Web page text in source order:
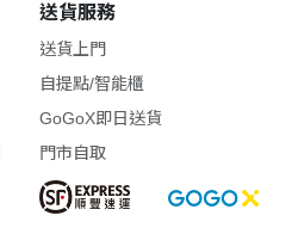
送貨服務
送貨上門
自提點/智能櫃
GoGoX即日送貨
門市自取